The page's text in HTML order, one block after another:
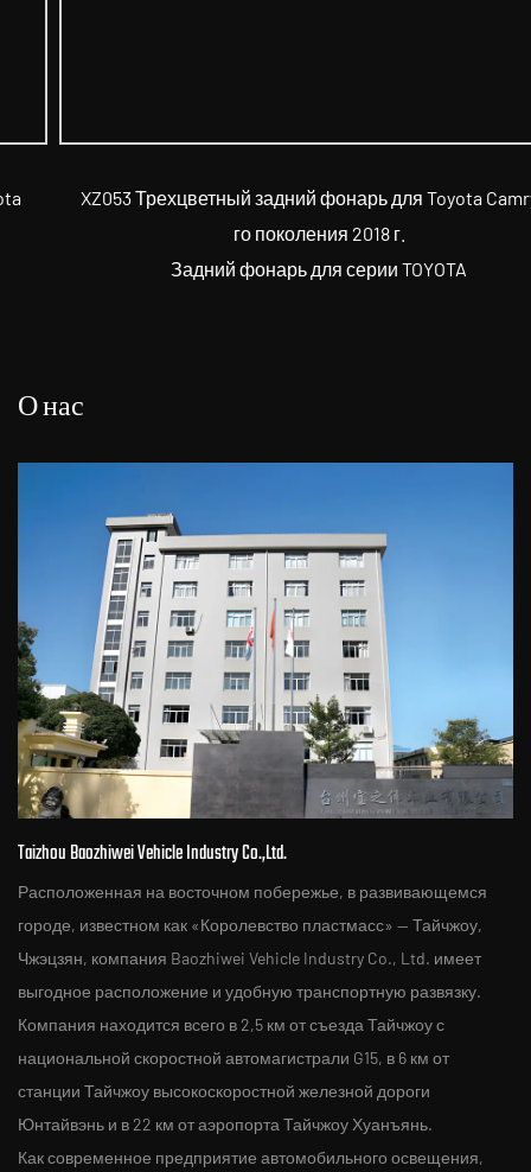
XZ053 Трехцветный задний фонарь для Toyota Camry 8-
го поколения 2018 г.
Задний фонарь для серии TOYOTA
О нас
Taizhou Baozhiwei Vehicle Industry Co.,Ltd.
Расположенная на восточном побережье, в развивающемся
городе, известном как «Королевство пластмасс» — Тайчжоу,
Чжэцзян, компания Baozhiwei Vehicle Industry Co., Ltd. имеет
выгодное расположение и удобную транспортную развязку.
Компания находится всего в 2,5 км от съезда Тайчжоу с
национальной скоростной автомагистрали G15, в 6 км от
станции Тайчжоу высокоскоростной железной дороги
Юнтайвэнь и в 22 км от аэропорта Тайчжоу Хуанъянь.
Как современное предприятие автомобильного освещения,